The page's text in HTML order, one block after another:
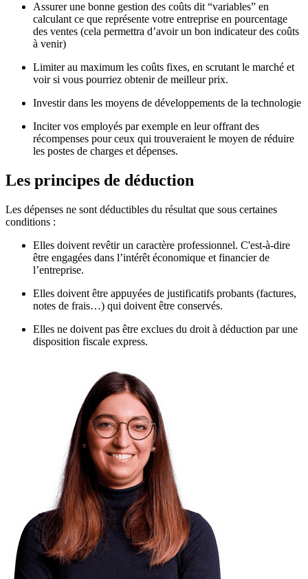
Assurer une bonne gestion des coûts dit “variables” en
calculant ce que représente votre entreprise en pourcentage
des ventes (cela permettra d’avoir un bon indicateur des coûts
à venir)
Limiter au maximum les coûts fixes, en scrutant le marché et
voir si vous pourriez obtenir de meilleur prix.
Investir dans les moyens de développements de la technologie
Inciter vos employés par exemple en leur offrant des
récompenses pour ceux qui trouveraient le moyen de réduire
les postes de charges et dépenses.
Les principes de déduction
Les dépenses ne sont déductibles du résultat que sous certaines
conditions :
Elles doivent revêtir un caractère professionnel. C'est-à-dire
être engagées dans l’intérêt économique et financier de
l’entreprise.
Elles doivent être appuyées de justificatifs probants (factures,
notes de frais…) qui doivent être conservés.
Elles ne doivent pas être exclues du droit à déduction par une
disposition fiscale express.